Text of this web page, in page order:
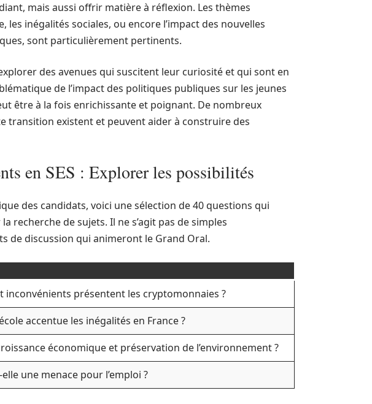
mais aussi offrir matière à réflexion. Les thèmes
les inégalités sociales, ou encore l’impact des nouvelles
sont particulièrement pertinents.
des avenues qui suscitent leur curiosité et qui sont en
de l’impact des politiques publiques sur les jeunes
être à la fois enrichissante et poignant. De nombreux
transition existent et peuvent aider à construire des
en SES : Explorer les possibilités
des candidats, voici une sélection de 40 questions qui
recherche de sujets. Il ne s’agit pas de simples
de discussion qui animeront le Grand Oral.
inconvénients présentent les cryptomonnaies ?
accentue les inégalités en France ?
économique et préservation de l’environnement ?
elle une menace pour l’emploi ?